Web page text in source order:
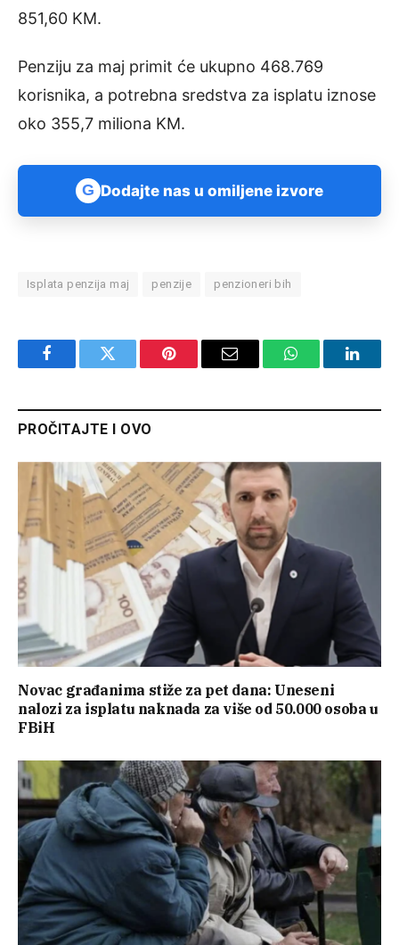
851,60 KM.
Penziju za maj primit će ukupno 468.769
korisnika, a potrebna sredstva za isplatu iznose
oko 355,7 miliona KM.
G Dodajte nas u omiljene izvore
Isplata penzija maj penzije penzioneri bih
FacebookTwitter Pinterest Email WhatsApp
PROČITAJTE I OVO
Novac građanima stiže za pet dana: Uneseni
nalozi za isplatu naknada za više od 50.000 osoba u
FBiH